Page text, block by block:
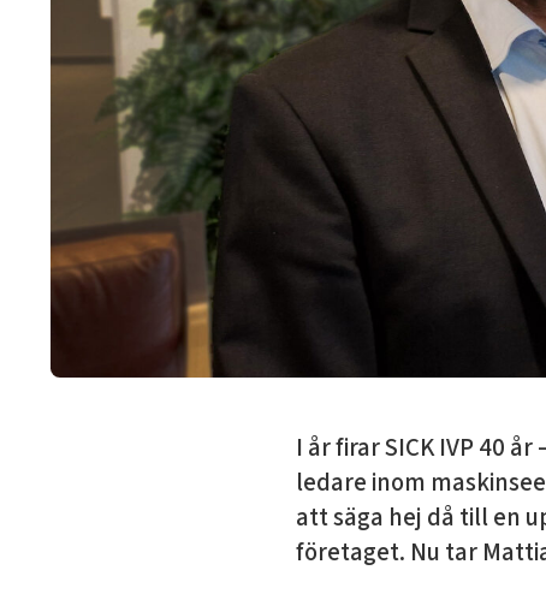
I år firar SICK IVP 40
ledare inom
att säga hej då till en
företaget. Nu tar